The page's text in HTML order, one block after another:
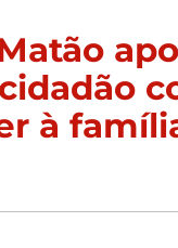
à